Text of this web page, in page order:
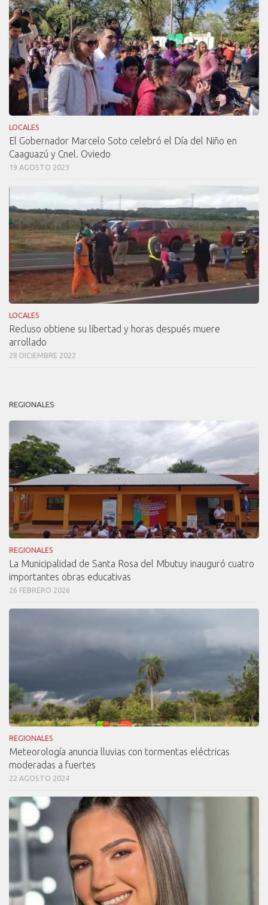
LOCALES
El Gobernador Marcelo Soto celebró el Día del Niño en
Caaguazú y Cnel. Oviedo
19 AGOSTO 2023
LOCALES
Recluso obtiene su libertad y horas después muere
arrollado
28 DICIEMBRE 2022
REGIONALES
REGIONALES
La Municipalidad de Santa Rosa del Mbutuy inauguró cuatro
importantes obras educativas
26 FEBRERO 2026
REGIONALES
Meteorología anuncia lluvias con tormentas eléctricas
moderadas a fuertes
22 AGOSTO 2024